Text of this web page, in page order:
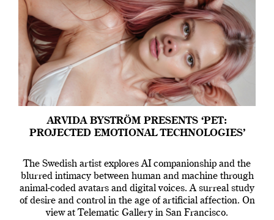
ARVIDA BYSTRÖM PRESENTS ‘PET:
PROJECTED EMOTIONAL TECHNOLOGIES’
The Swedish artist explores AI companionship and the
blurred intimacy between human and machine through
animal-coded avatars and digital voices. A surreal study
of desire and control in the age of artificial affection. On
view at Telematic Gallery in San Francisco.